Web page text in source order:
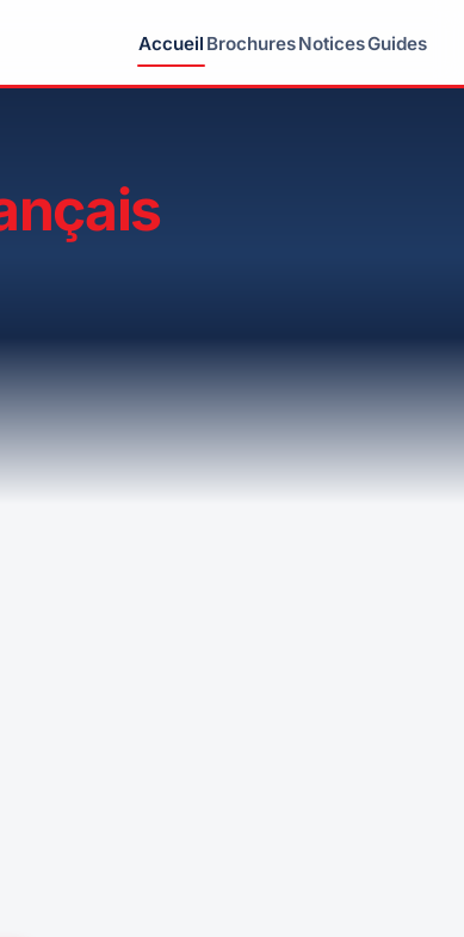
Accueil BrochuresNoticesGuides